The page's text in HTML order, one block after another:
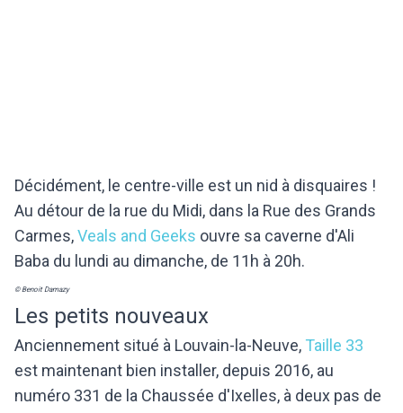
Décidément, le centre-ville est un nid à disquaires !
Au détour de la rue du Midi, dans la Rue des Grands
Carmes,Veals and Geeks ouvre sa caverne d'Ali
Baba du lundi au dimanche, de 11h à 20h.
© Benoit Damazy
Les petits nouveaux
Anciennement situé à Louvain-la-Neuve, Taille 33
est maintenant bien installer, depuis 2016, au
numéro 331 de la Chaussée d'Ixelles, à deux pas de